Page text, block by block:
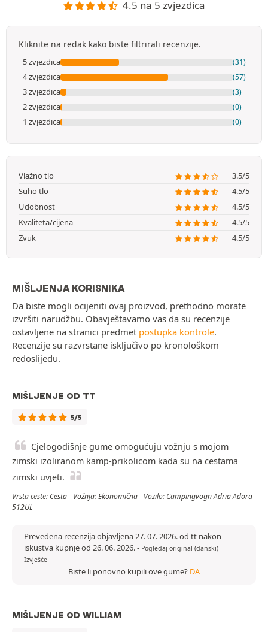
4.5 na 5 zvjezdica
Kliknite na redak kako biste filtrirali recenzije.
5 zvjezdica (31)
4 zvjezdica (57)
3 zvjezdica (3)
2 zvjezdica (0)
1 zvjezdica (0)
Vlažno tlo
3.5/5
Suho tlo
4.5/5
Udobnost
4.5/5
Kvaliteta/cijena
4.5/5
Zvuk
4.5/5
MIŠLJENJA KORISNIKA
Da biste mogli ocijeniti ovaj proizvod, prethodno morate
izvršiti narudžbu. Obavještavamo vas da su recenzije
ostavljene na stranici predmet postupka kontrole.
Recenzije su razvrstane isključivo po kronološkom
redoslijedu.
MIŠLJENJE OD TT
5/5
Cjelogodišnje gume omogućuju vožnju s mojom
zimski izoliranom kamp-prikolicom kada su na cestama
zimski uvjeti.
Vrsta ceste: Cesta - Vožnja: Ekonomična - Vozilo: Campingvogn Adria Adora
512UL
Prevedena recenzija objavljena 27. 07. 2026. od tt nakon
iskustva kupnje od 26. 06. 2026.- Pogledaj original (danski)
Izvješće
Biste li ponovno kupili ove gume? DA
MIŠLJENJE OD WILLIAM